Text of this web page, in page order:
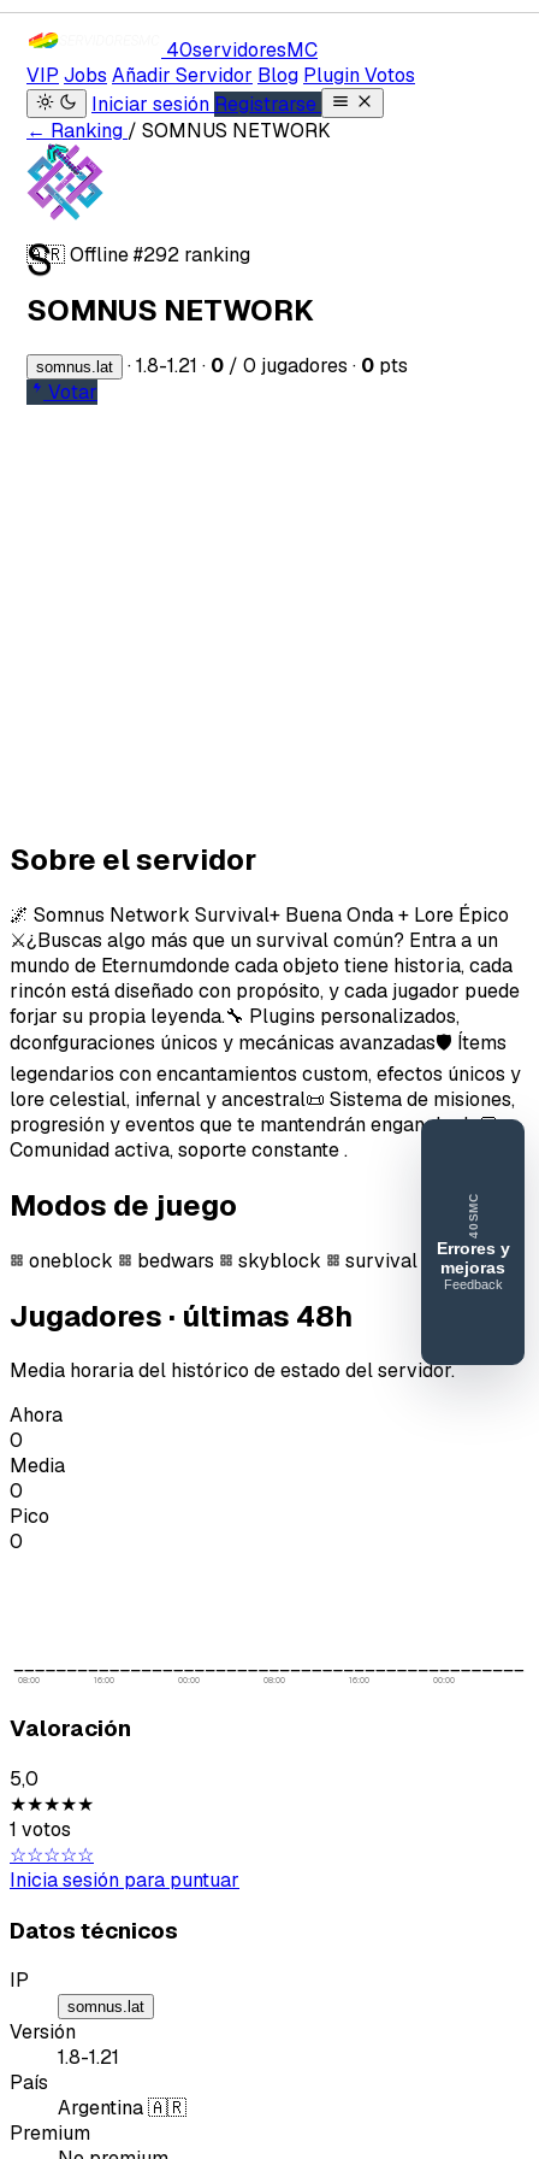
40servidoresMC
VIP Jobs Añadir Servidor Blog Plugin Votos
Iniciar sesión Registrarse
← Ranking / SOMNUS NETWORK
S
🇦🇷Offline#292 ranking
SOMNUS NETWORK
somnus.lat ·1.8-1.21 · 0 / 0 jugadores · 0 pts
Votar
Sobre el servidor
🌌 Somnus Network Survival+ Buena Onda + Lore Épico
⚔️¿Buscas algo más que un survival común? Entra a un
mundo de Eternumdonde cada objeto tiene historia, cada
rincón está diseñado con propósito, y cada jugador puede
forjar su propia leyenda.🔧 Plugins personalizados,
dconfguraciones únicos y mecánicas avanzadas🛡️ Ítems
legendarios con encantamientos custom, efectos únicos y
lore celestial, infernal y ancestral📜 Sistema de misiones,
progresión y eventos que te mantendrán enganchado💬
Comunidad activa, soporte constante .
Modos de juego
oneblock bedwars skyblock survival
Jugadores · últimas 48h
Media horaria del histórico de estado del servidor.
Ahora
0
Media
0
Pico
0
08:00 16:00 00:00 08:00 16:00 00:00
Valoración
5,0
★★★★★
1 votos
☆☆☆☆☆
Inicia sesión para puntuar
Datos técnicos
IP
somnus.lat
Versión
1.8-1.21
País
Argentina 🇦🇷
Premium
40SMC
Errores y
mejoras
Feedback
Reportar
error o
Lo que falla